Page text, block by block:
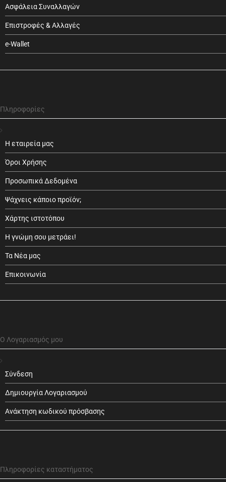
Ασφάλεια Συναλλαγών
Επιστροφές & Αλλαγές
e-Wallet
Πληροφορίες
Η εταιρεία μας
Όροι Χρήσης
Προσωπικά Δεδομένα
Ψάχνεις κάποιο προϊόν;
Χάρτης ιστοτόπου
Η γνώμη σου μετράει!
Τα Νέα μας
Επικοινωνία
Ο Λογαριασμός μου
Σύνδεση
Δημιουργία Λογαριασμού
Ανάκτηση κωδικού πρόσβασης
Πληροφορίες καταστήματος